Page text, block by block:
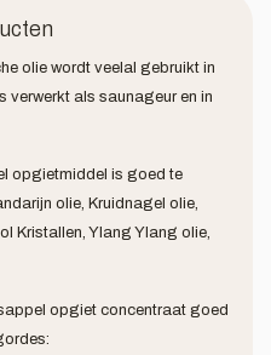
olie wordt veelal gebruikt in
verwerkt als saunageur en in
opgietmiddel is goed te
olie, Kruidnagel olie,
Kristallen, Ylang Ylang olie,
opgiet concentraat goed